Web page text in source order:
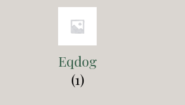
Eqdog
(1)